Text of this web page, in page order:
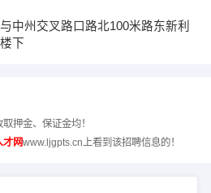
中州交叉路口路北100米路东新利
下
押金、保证金均！
才网www.ljgpts.cn上看到该招聘信息的！